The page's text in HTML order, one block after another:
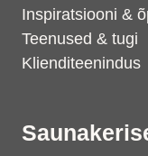
Inspiratsiooni &
Teenused & tugi
Klienditeenindus